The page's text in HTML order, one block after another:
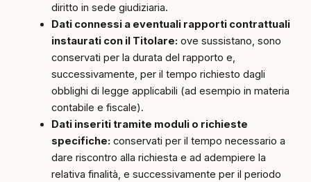
diritto in sede giudiziaria.
Dati connessi a eventuali rapporti contrattuali
instaurati con il Titolare: ove sussistano, sono
conservati per la durata del rapporto e,
successivamente, per il tempo richiesto dagli
obblighi di legge applicabili (ad esempio in materia
contabile e fiscale).
Dati inseriti tramite moduli o richieste
specifiche: conservati per il tempo necessario a
dare riscontro alla richiesta e ad adempiere la
relativa finalità, e successivamente per il periodo